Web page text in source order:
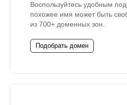
Воспользуйтесь удобным
похожее имя может быть
из 700+ доменных зон.
Подобрать домен